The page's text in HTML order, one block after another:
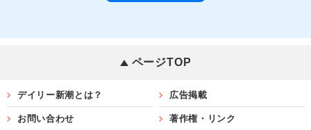
ページTOP
デイリー新潮とは？ 広告掲載
お問い合わせ 著作権・リンク